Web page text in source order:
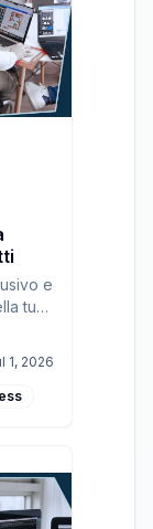
e
tua
1, 2026